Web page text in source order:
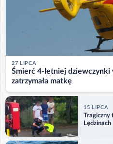
27 LIPCA
Śmierć 4-letniej dziewczynki
zatrzymała matkę
15 LIPCA
Lędzinach